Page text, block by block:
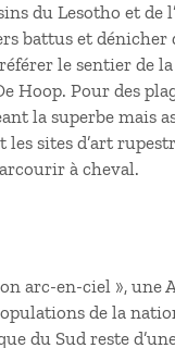
du Lesotho et de
battus et dénicher
le sentier de
Hoop. Pour des
la superbe mais
sites d’art
à cheval.
arc-en-ciel », une
de la
du Sud reste